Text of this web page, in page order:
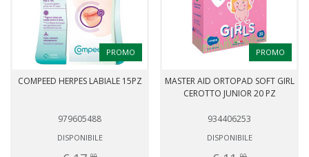
PROMO
COMPEED HERPES LABIALE 15PZ
979605488
DISPONIBILE
PROMO
MASTER AID ORTOPAD SOFT GIRL
CEROTTO JUNIOR 20 PZ
934406253
DISPONIBILE